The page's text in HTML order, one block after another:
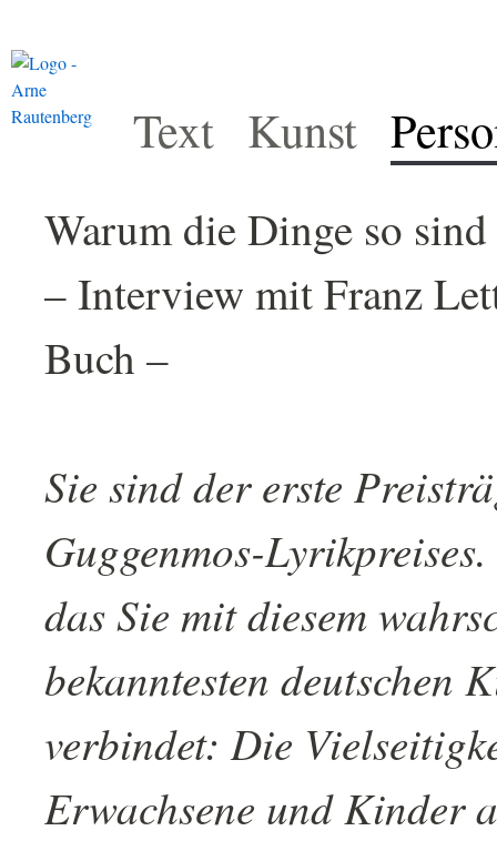
Text Kunst
Warum die Dinge so
– Interview mit Franz
Buch –
Sie sind der erste
Guggenmos-
das Sie mit diesem
bekanntesten deutschen
verbindet: Die
Erwachsene und Kinder